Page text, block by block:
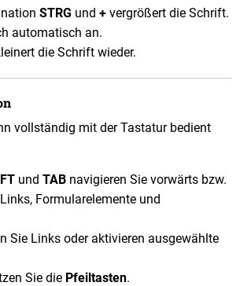
STRG und+ vergrößert die Schrift.
automatisch an.
die Schrift wieder.
vollständig mit der Tastatur bedient
und TAB navigieren Sie vorwärts bzw.
Formularelemente und
Sie Links oder aktivieren ausgewählte
Sie die Pfeiltasten.